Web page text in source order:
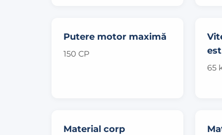
Putere motor maximă
150 CP
65
Material corp